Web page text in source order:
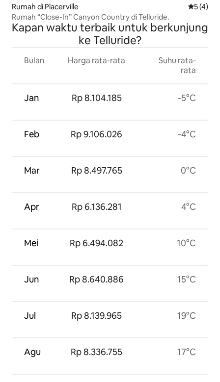
Rumah di Placerville Nilai
5 (4)
Rumah “Close-In” Canyon Country di Telluride.
Kapan waktu terbaik untuk berkunjung
ke Telluride?
Bulan
Jan
Feb
Mar
Apr
Mei
Jun
Jul
Agu
Harga rata-rata
Rp 8.104.185
Rp 9.106.026
Rp 8.497.765
Rp 6.136.281
Rp 6.494.082
Rp 8.640.886
Rp 8.139.965
Rp 8.336.755
Suhu rata-
rata
-5°C
-4°C
0°C
4°C
10°C
15°C
19°C
17°C